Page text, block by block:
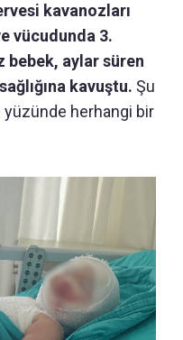
kavanozları
vücudunda 3.
bebek, aylar süren
kavuştu. Şu
yüzünde herhangi bir